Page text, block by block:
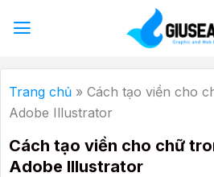
qua
dung
Trang chủ » Cách tạo viền cho
Adobe Illustrator
Cách tạo viền cho chữ
Adobe Illustrator